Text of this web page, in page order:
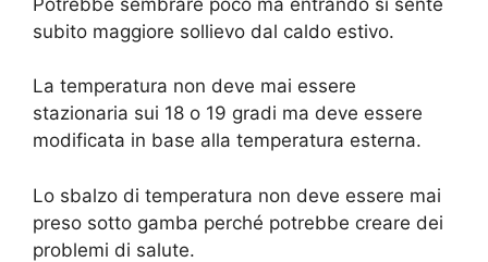
subito maggiore sollievo dal caldo estivo.
La temperatura non deve mai essere
stazionaria sui 18 o 19 gradi ma deve essere
modificata in base alla temperatura esterna.
Lo sbalzo di temperatura non deve essere mai
preso sotto gamba perché potrebbe creare dei
problemi di salute.